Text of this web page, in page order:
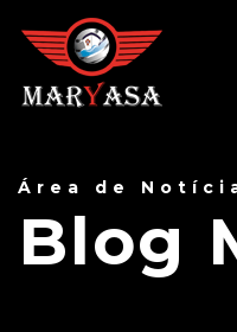
Área de
Blog